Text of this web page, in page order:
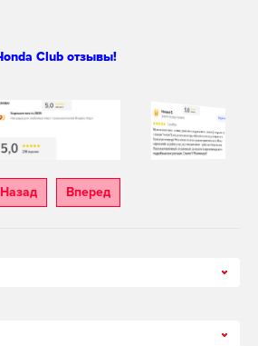
Club отзывы!
Назад Вперед